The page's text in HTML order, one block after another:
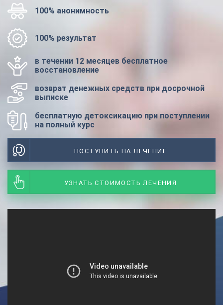
100% анонимность
100% результат
в течении 12 месяцев бесплатное
восстановление
возврат денежных средств при досрочной
выписке
бесплатную детоксикацию при поступлении
на полный курс
ПОСТУПИТЬ НА ЛЕЧЕНИЕ
УЗНАТЬ СТОИМОСТЬ ЛЕЧЕНИЯ